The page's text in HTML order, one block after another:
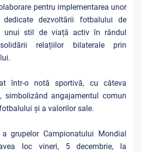
pentru implementarea unor
dedicate dezvoltării fotbalului de
unui stil de viață activ în rândul
relațiilor bilaterale prin
într-o notă sportivă, cu câteva
simbolizând angajamentul comun
și a valorilor sale.
grupelor Campionatului Mondial
loc vineri, 5 decembrie, la